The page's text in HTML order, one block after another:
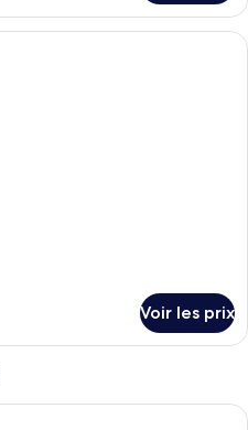
Chambre Double Classique | Literie
Voir les prix